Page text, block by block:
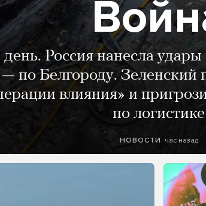
Россия нанесла
по Белгороду. Зеленский
влияния» и
по логистике
НОВОСТИ час назад